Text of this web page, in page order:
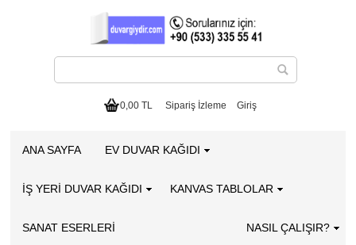
0,00 TL Sipariş İzleme Giriş
ANA SAYFA EV DUVAR KAĞIDI
İŞ YERİ DUVAR KAĞIDI KANVAS TABLOLAR
SANAT ESERLERI NASIL ÇALIŞIR?